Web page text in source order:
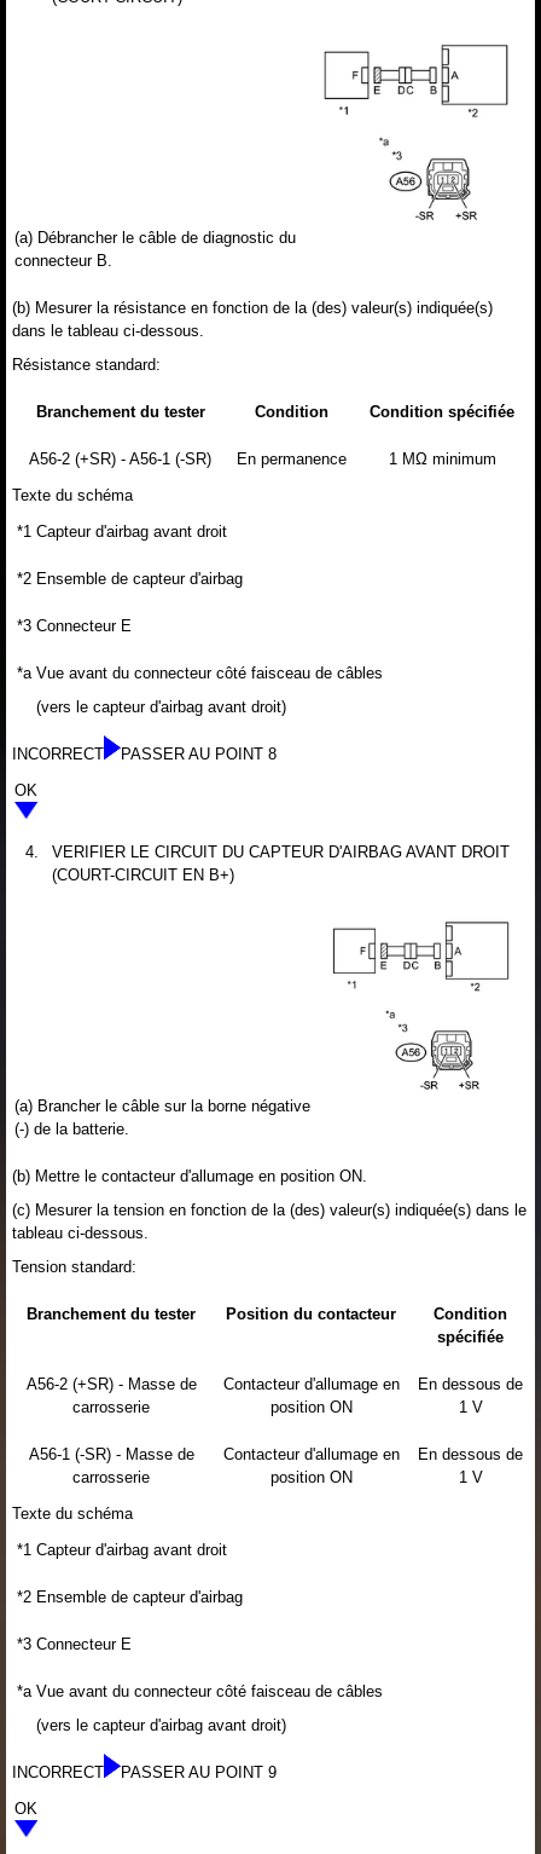
(a) Débrancher le câble de diagnostic du
connecteur B.
(b) Mesurer la résistance en fonction de la (des) valeur(s) indiquée(s)
dans le tableau ci-dessous.
Résistance standard:
Branchement du tester Condition Condition spécifiée
A56-2 (+SR) - A56-1 (-SR) En permanence
1 MΩ minimum
Texte du schéma
*1 Capteur d'airbag avant droit
*2 Ensemble de capteur d'airbag
*3 Connecteur E
*a Vue avant du connecteur côté faisceau de câbles
(vers le capteur d'airbag avant droit)
INCORRECT
PASSER AU POINT 8
OK
4.
VERIFIER LE CIRCUIT DU CAPTEUR D'AIRBAG AVANT DROIT
(COURT-CIRCUIT EN B+)
(a) Brancher le câble sur la borne négative
(-) de la batterie.
(b) Mettre le contacteur d'allumage en position ON.
(c) Mesurer la tension en fonction de la (des) valeur(s) indiquée(s) dans le
tableau ci-dessous.
Tension standard:
Branchement du tester Position du contacteur
Condition
spécifiée
A56-2 (+SR) - Masse de
carrosserie
Contacteur d'allumage en
position ON
En dessous de
1 V
A56-1 (-SR) - Masse de
carrosserie
Contacteur d'allumage en
position ON
En dessous de
1 V
Texte du schéma
*1 Capteur d'airbag avant droit
*2 Ensemble de capteur d'airbag
*3 Connecteur E
*a Vue avant du connecteur côté faisceau de câbles
(vers le capteur d'airbag avant droit)
INCORRECT
PASSER AU POINT 9
OK